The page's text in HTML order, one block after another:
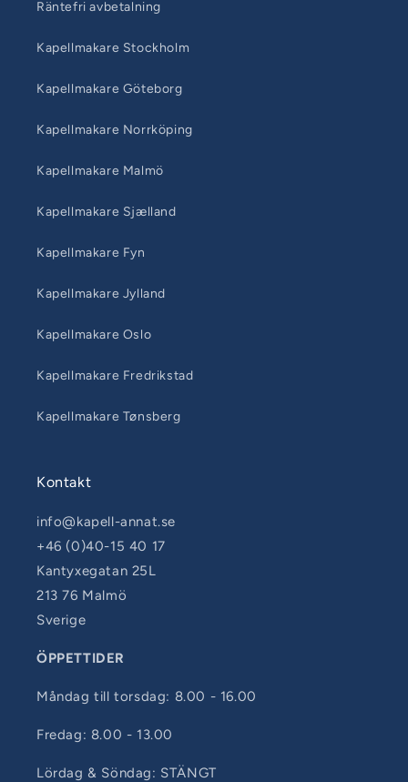
Räntefri avbetalning
Kapellmakare Stockholm
Kapellmakare Göteborg
Kapellmakare Norrköping
Kapellmakare Malmö
Kapellmakare Sjælland
Kapellmakare Fyn
Kapellmakare Jylland
Kapellmakare Oslo
Kapellmakare Fredrikstad
Kapellmakare Tønsberg
Kontakt
info@kapell-annat.se
+46 (0)40-15 40 17
Kantyxegatan 25L
213 76 Malmö
Sverige
ÖPPETTIDER
Måndag till torsdag: 8.00 - 16.00
Fredag: 8.00 - 13.00
Lördag & Söndag: STÄNGT